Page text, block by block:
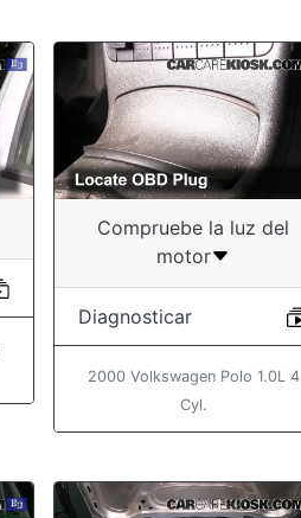
Compruebe la luz del
motor
Diagnosticar
2000 Volkswagen Polo 1.0L 4
Cyl.
Annabelle